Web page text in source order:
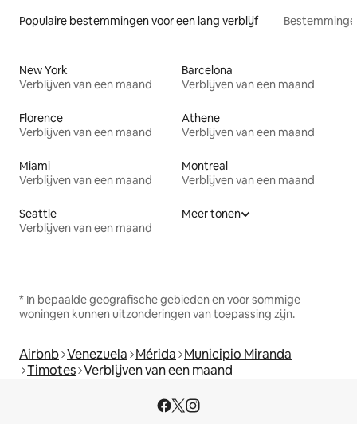
Populaire bestemmingen voor een lang verblijf
New York
Verblijven van een maand
Barcelona
Verblijven van een maand
Florence
Verblijven van een maand
Athene
Verblijven van een maand
Miami
Verblijven van een maand
Montreal
Verblijven van een maand
Seattle
Verblijven van een maand
Meer tonen
* In bepaalde geografische gebieden en voor sommige
woningen kunnen uitzonderingen van toepassing zijn.
Airbnb Venezuela Mérida Municipio Miranda
Timotes Verblijven van een maand